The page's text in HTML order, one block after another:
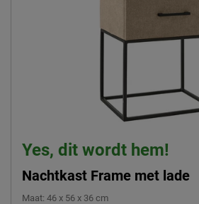
Yes, dit wordt hem!
Nachtkast Frame met lade
Maat: 46 x 56 x 36 cm